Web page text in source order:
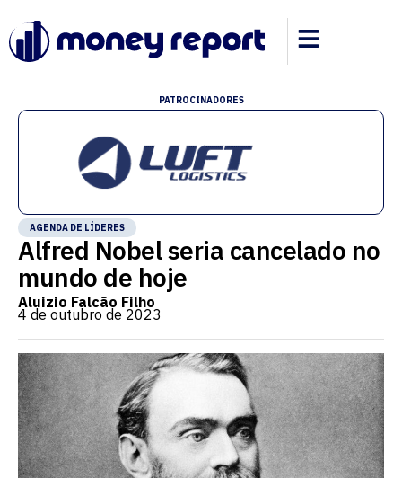
PATROCINADORES
AGENDA DE LÍDERES
Alfred Nobel seria cancelado no
mundo de hoje
Aluizio Falcão Filho
4 de outubro de 2023